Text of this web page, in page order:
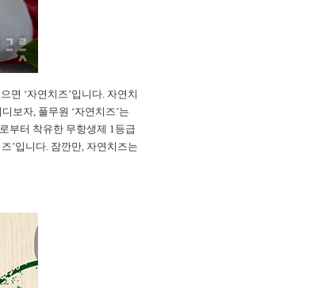
면 ‘자연치즈’입니다. 자연치
보자, 풀무원 ‘자연치즈’는
부터 착유한 무항생제 1등급
’입니다. 잠깐만, 자연치즈는